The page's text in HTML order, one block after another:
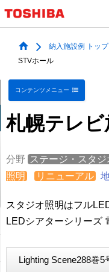
納入施設例 トップ
STVホール
コンテンツメニュー
札幌テレ
分野 ステージ・スタジ
照明
リニューアル
スタジオ照明はフル
LEDシアターシリーズ
Lighting Scene288巻